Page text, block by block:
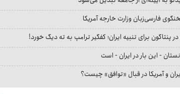
فارسی‌زبان وزارت خارجه آمریکا
پنتاگون برای تنبیه ایران؛ کفگیر ترامپ به ته دیگ خورد!
- این بار در ایران - است
و آمریکا در قبال «توافق» چیست؟